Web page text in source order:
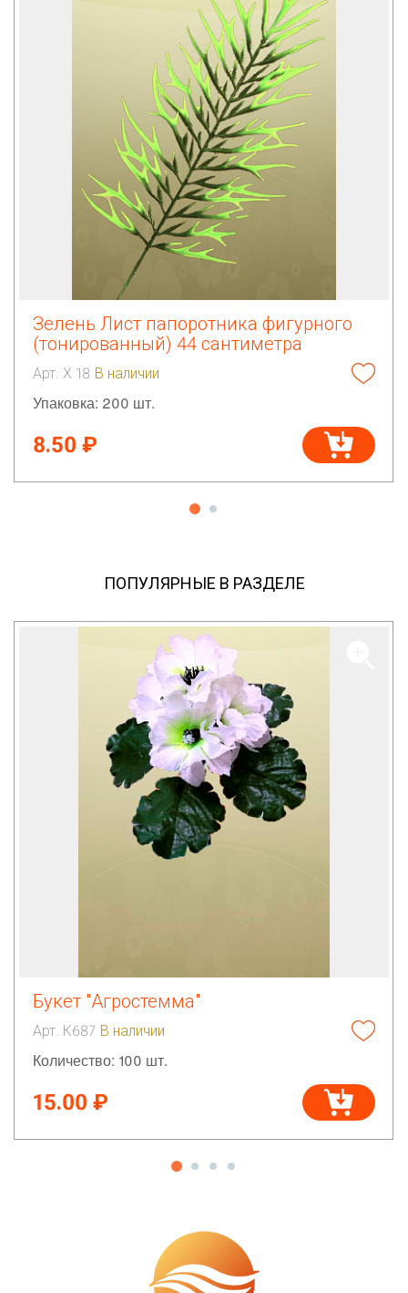
Зелень Лист папоротника фигурного
(тонированный) 44 сантиметра
Арт. Х 18 В наличии
Упаковка: 200 шт.
8.50 ₽
ПОПУЛЯРНЫЕ В РАЗДЕЛЕ
Букет "Агростемма"
Арт. К687 В наличии
Количество: 100 шт.
15.00 ₽